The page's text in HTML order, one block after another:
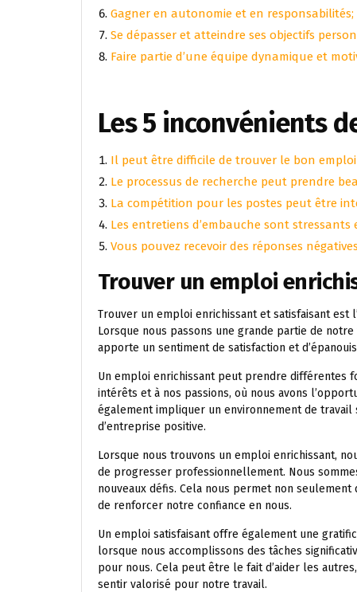
Gagner en autonomie et en responsabilités;
Se dépasser et atteindre ses objectifs
Faire partie d’une équipe dynamique et
Les 5 inconvénients
Il peut être difficile de trouver le bon
Le processus de recherche peut prendre
La compétition pour les postes peut être
Les entretiens d’embauche sont stressants
Vous pouvez recevoir des réponses
Trouver un emploi
Trouver un emploi enrichissant et satisfaisant est
Lorsque nous passons une grande partie de
apporte un sentiment de satisfaction et
Un emploi enrichissant peut prendre différentes
intérêts et à nos passions, où nous avons
également impliquer un environnement de
d’entreprise positive.
Lorsque nous trouvons un emploi enrichissant,
de progresser professionnellement. Nous
nouveaux défis. Cela nous permet non
de renforcer notre confiance en nous.
Un emploi satisfaisant offre également une
lorsque nous accomplissons des tâches
pour nous. Cela peut être le fait d’aider les
sentir valorisé pour notre travail.